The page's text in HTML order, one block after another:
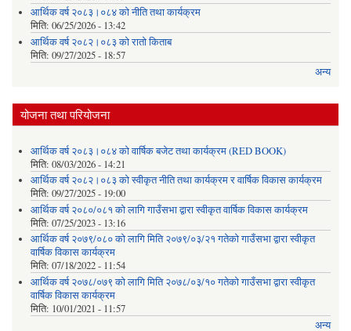
आर्थिक वर्ष २०८३।०८४ को नीति तथा कार्यक्रम
मिति: 06/25/2026 - 13:42
आर्थिक वर्ष २०८२।०८३ को रातो किताब
मिति: 09/27/2025 - 18:57
अन्य
योजना तथा परियोजना
आर्थिक वर्ष २०८३।०८४ को वार्षिक बजेट तथा कार्यक्रम (RED BOOK)
मिति: 08/03/2026 - 14:21
आर्थिक वर्ष २०८२।०८३ को स्वीकृत नीति तथा कार्यक्रम र वार्षिक विकास कार्यक्रम
मिति: 09/27/2025 - 19:00
आर्थिक वर्ष २०८०/०८१ को लागि गाउँसभा द्वारा स्वीकृत वार्षिक विकास कार्यक्रम
मिति: 07/25/2023 - 13:16
आर्थिक वर्ष २०७९/०८० को लागि मिति २०७९/०३/२१ गतेको गाउँसभा द्वारा स्वीकृत
वार्षिक विकास कार्यक्रम
मिति: 07/18/2022 - 11:54
आर्थिक वर्ष २०७८/०७९ को लागि मिति २०७८/०३/१० गतेको गाउँसभा द्वारा स्वीकृत
वार्षिक विकास कार्यक्रम
मिति: 10/01/2021 - 11:57
अन्य